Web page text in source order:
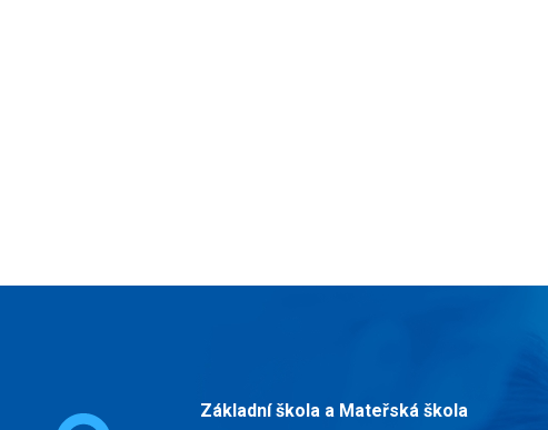
Základní škola a Mateřská škola